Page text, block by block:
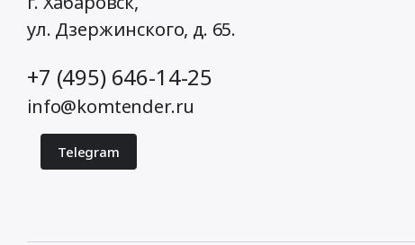
ул. Дзержинского, д. 65.
+7 (495) 646-14-25
info@komtender.ru
Telegram